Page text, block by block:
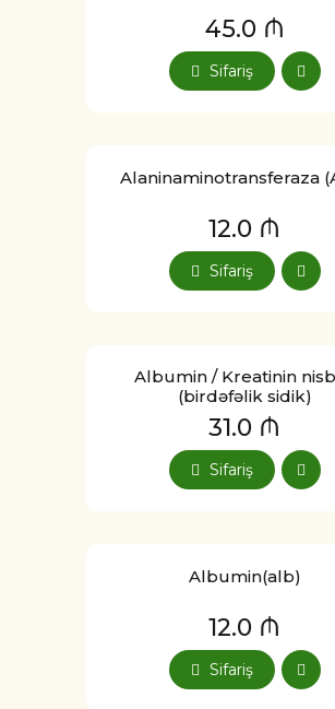
45.0 ₼
Sifariş
Alaninaminotransferaza
12.0 ₼
Sifariş
Albumin / Kreatinin
(birdəfəlik sidik)
31.0 ₼
Sifariş
Albumin(alb)
12.0 ₼
Sifariş